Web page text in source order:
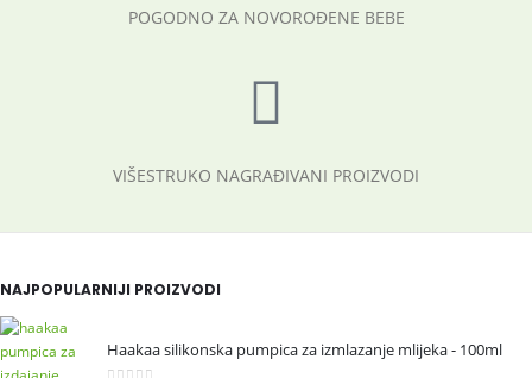
POGODNO ZA NOVOROĐENE BEBE
VIŠESTRUKO NAGRAĐIVANI PROIZVODI
NAJPOPULARNIJI PROIZVODI
Haakaa silikonska pumpica za izmlazanje mlijeka - 100ml